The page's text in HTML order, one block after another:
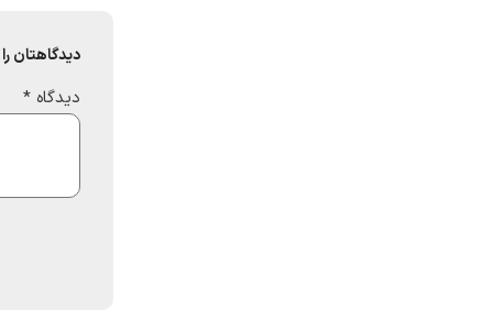
دیدگاهتان
دیدگاه *